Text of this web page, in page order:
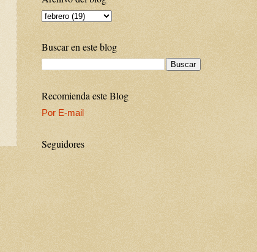
Buscar en este blog
Recomienda este Blog
Por E-mail
Seguidores